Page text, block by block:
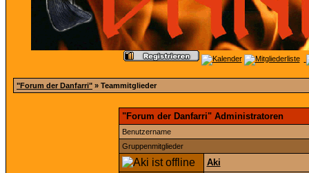
"Forum der Danfarri" » Teammitglieder
"Forum der Danfarri" Administratoren
Benutzername
Gruppenmitglieder
Aki